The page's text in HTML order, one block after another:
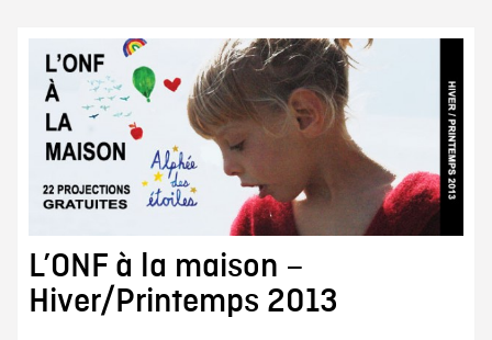
L’ONF à la maison –
Hiver/Printemps 2013